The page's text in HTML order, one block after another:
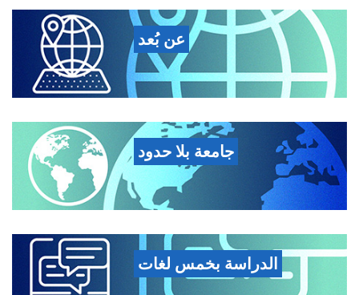
عن بُعد
جامعة بلا حدود
الدراسة بخمس لغات